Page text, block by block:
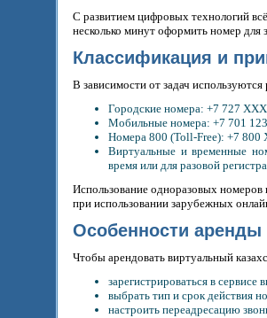
С развитием цифровых технологий
несколько минут оформить номер для
Классификация и
В зависимости от задач
Городские номера: +7 727
Мобильные номера: +7 701
Номера 800 (Toll-Free): +7 800
Виртуальные и временные
время или для разовой
Использование одноразовых номеров
при использовании зарубежных
Особенности аренды
Чтобы арендовать виртуальный
зарегистрироваться в сервисе
выбрать тип и срок действия
настроить переадресацию